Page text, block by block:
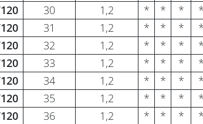
30 1,2 * * * *
31 1,2 * * * *
32 1,2 * * * *
33 1,2 * * * *
34 1,2 * * * *
35 1,2 * * * *
36 1,2 * * * *